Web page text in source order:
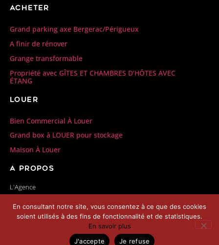
Acheter
Grand parking axe Bergerac/Périgueux
A finir de rénover
Grange transformable
Propriété avec GÎTES ET CHAMBRES D’HÔTES AVEC
ÉTANG
Louer
Bien Commercial À Louer
Grand box à LOUER pour stockage
Maison À Louer
A propos
L'Agence
Contactez-nous
Politique de confidentialité
En consultant notre site, vous consentez à ce que des cookies
soient utilisés à des fins de fonctionnalité et de statistiques.
En savoir plus
J'accepte
Je refuse